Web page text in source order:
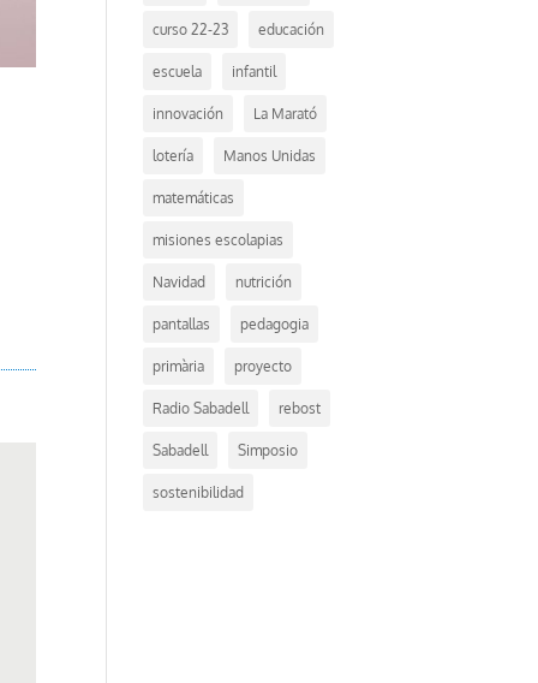
curso 22-23 educación
escuela infantil
innovación La Marató
lotería Manos Unidas
matemáticas
misiones escolapias
Navidad nutrición
pantallas pedagogia
primària proyecto
Radio Sabadell rebost
Sabadell Simposio
sostenibilidad